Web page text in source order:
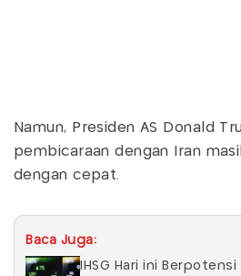
Namun, Presiden AS Donald
pembicaraan dengan Iran
dengan cepat.
Baca Juga:
IHSG Hari ini